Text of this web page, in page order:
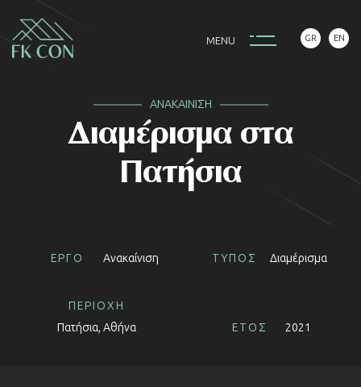
MENU GR EN
ΑΝΑΚΑΙΝΙΣΗ
Διαμέρισμα στα
Πατήσια
ΕΡΓΟ Ανακαίνιση ΤΥΠΟΣ Διαμέρισμα
ΠΕΡΙΟΧΗ
Πατήσια, Αθήνα
ΕΤΟΣ 2021